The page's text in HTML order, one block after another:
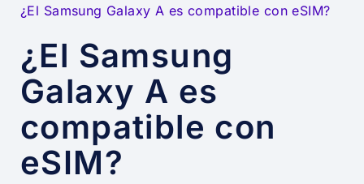
¿El Samsung Galaxy A es compatible con eSIM?
¿El Samsung
Galaxy A es
compatible con
eSIM?